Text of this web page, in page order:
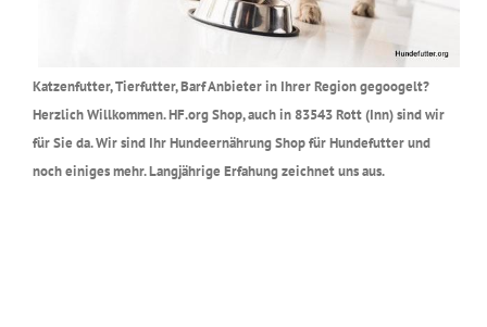
Katzenfutter, Tierfutter, Barf Anbieter in Ihrer Region gegoogelt?
Herzlich Willkommen. HF.org Shop, auch in 83543 Rott (Inn) sind wir
für Sie da. Wir sind Ihr Hundeernährung Shop für Hundefutter und
noch einiges mehr. Langjährige Erfahung zeichnet uns aus.